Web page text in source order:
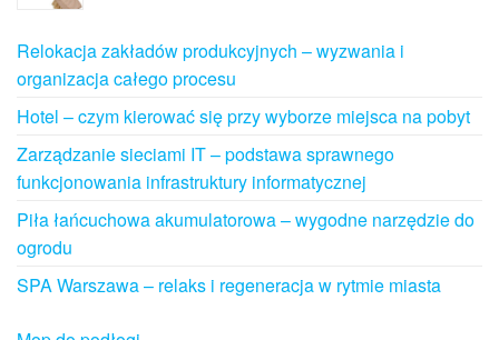
Relokacja zakładów produkcyjnych – wyzwania i
organizacja całego procesu
Hotel – czym kierować się przy wyborze miejsca na pobyt
Zarządzanie sieciami IT – podstawa sprawnego
funkcjonowania infrastruktury informatycznej
Piła łańcuchowa akumulatorowa – wygodne narzędzie do
ogrodu
SPA Warszawa – relaks i regeneracja w rytmie miasta